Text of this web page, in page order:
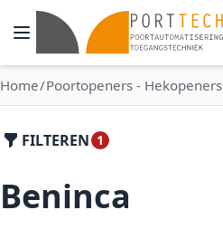
Ga naar de inhoud
Toggle Nav
Home Poortopeners - Hekopeners
FILTEREN
Beninca